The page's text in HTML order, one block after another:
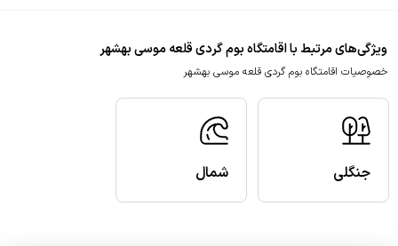
ویژگی‌های مرتبط با اقامتگاه بوم گردی قلعه موسی بهشهر
خصوصیات اقامتگاه بوم گردی قلعه موسی بهشهر
جنگلی شمال